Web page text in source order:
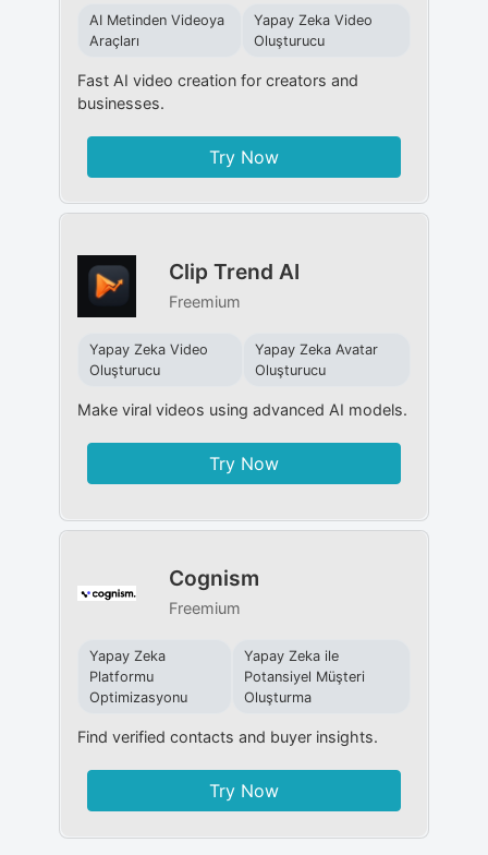
AI Metinden Videoya
Araçları
Yapay Zeka Video
Oluşturucu
Fast AI video creation for creators and
businesses.
Try Now
Clip Trend AI
Freemium
Yapay Zeka Video
Oluşturucu
Yapay Zeka Avatar
Oluşturucu
Make viral videos using advanced AI models.
Try Now
Cognism
Freemium
Yapay Zeka
Platformu
Optimizasyonu
Yapay Zeka ile
Potansiyel Müşteri
Oluşturma
Find verified contacts and buyer insights.
Try Now